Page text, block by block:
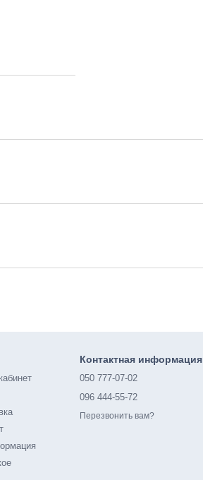
Контактная информация
050 777-07-02
096 444-55-72
Перезвонить вам?